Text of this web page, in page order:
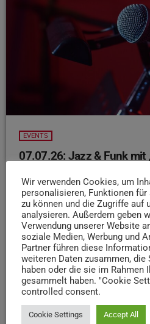
EVENTS
07.07.26: Jazz & Funk mit
Acid- Jazz und Funk ist genau
Wenn ja, dann ist die
genau richtig für euch. In ihren
stark das Thema Gerechtigkeit
Millionen Fans beeindruckt.
Abend ab 17:30 auf der
Luxemburg sehen. Tickets
kaufen.
today 7. JULI 2026 16
Wir verwenden Cookies, um
personalisieren, Funktionen
zu können und die Zugriffe auf
analysieren. Außerdem geben
Verwendung unserer Website
soziale Medien, Werbung und
Partner führen diese
weiteren Daten zusammen,
haben oder die sie im Rahmen
gesammelt haben. "Cookie
controlled consent.
Cookie Settings Accept All